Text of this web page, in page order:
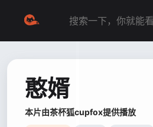
憨婿
本片由茶杯狐cupfox提供播放